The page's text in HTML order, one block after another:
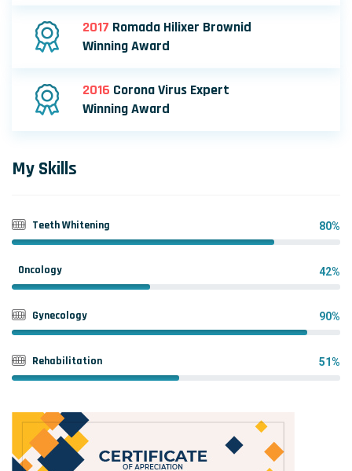
2017 Romada Hilixer Brownid
Winning Award
2016 Corona Virus Expert
Winning Award
My Skills
Teeth Whitening 80%
Oncology 42%
Gynecology 90%
Rehabilitation 51%